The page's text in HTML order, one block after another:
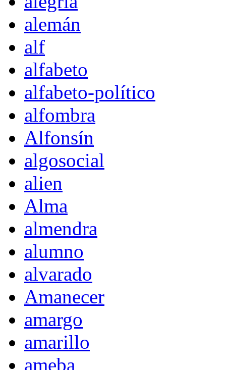
alemán
alf
alfabeto
alfabeto-político
alfombra
Alfonsín
algosocial
alien
Alma
almendra
alumno
alvarado
Amanecer
amargo
amarillo
ameba